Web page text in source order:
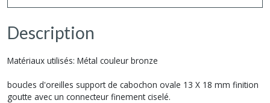
Description
Matériaux utilisés: Métal couleur bronze
boucles d'oreilles support de cabochon ovale 13 X 18 mm finition
goutte avec un connecteur finement ciselé.